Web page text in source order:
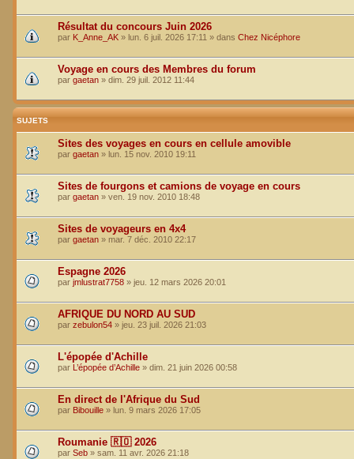
Résultat du concours Juin 2026
par K_Anne_AK » lun. 6 juil. 2026 17:11 » dans Chez Nicéphore
Voyage en cours des Membres du forum
par gaetan » dim. 29 juil. 2012 11:44
SUJETS
Sites des voyages en cours en cellule amovible
par gaetan » lun. 15 nov. 2010 19:11
Sites de fourgons et camions de voyage en cours
par gaetan » ven. 19 nov. 2010 18:48
Sites de voyageurs en 4x4
par gaetan » mar. 7 déc. 2010 22:17
Espagne 2026
par jmlustrat7758 » jeu. 12 mars 2026 20:01
AFRIQUE DU NORD AU SUD
par zebulon54 » jeu. 23 juil. 2026 21:03
L'épopée d'Achille
par L’épopée d’Achille » dim. 21 juin 2026 00:58
En direct de l'Afrique du Sud
par Bibouille » lun. 9 mars 2026 17:05
Roumanie 🇷🇴 2026
par Seb » sam. 11 avr. 2026 21:18